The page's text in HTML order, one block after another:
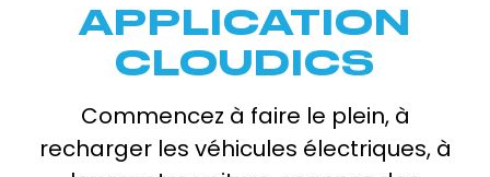
APPLICATION
CLOUDICS
Commencez à faire le plein, à
recharger les véhicules électriques, à